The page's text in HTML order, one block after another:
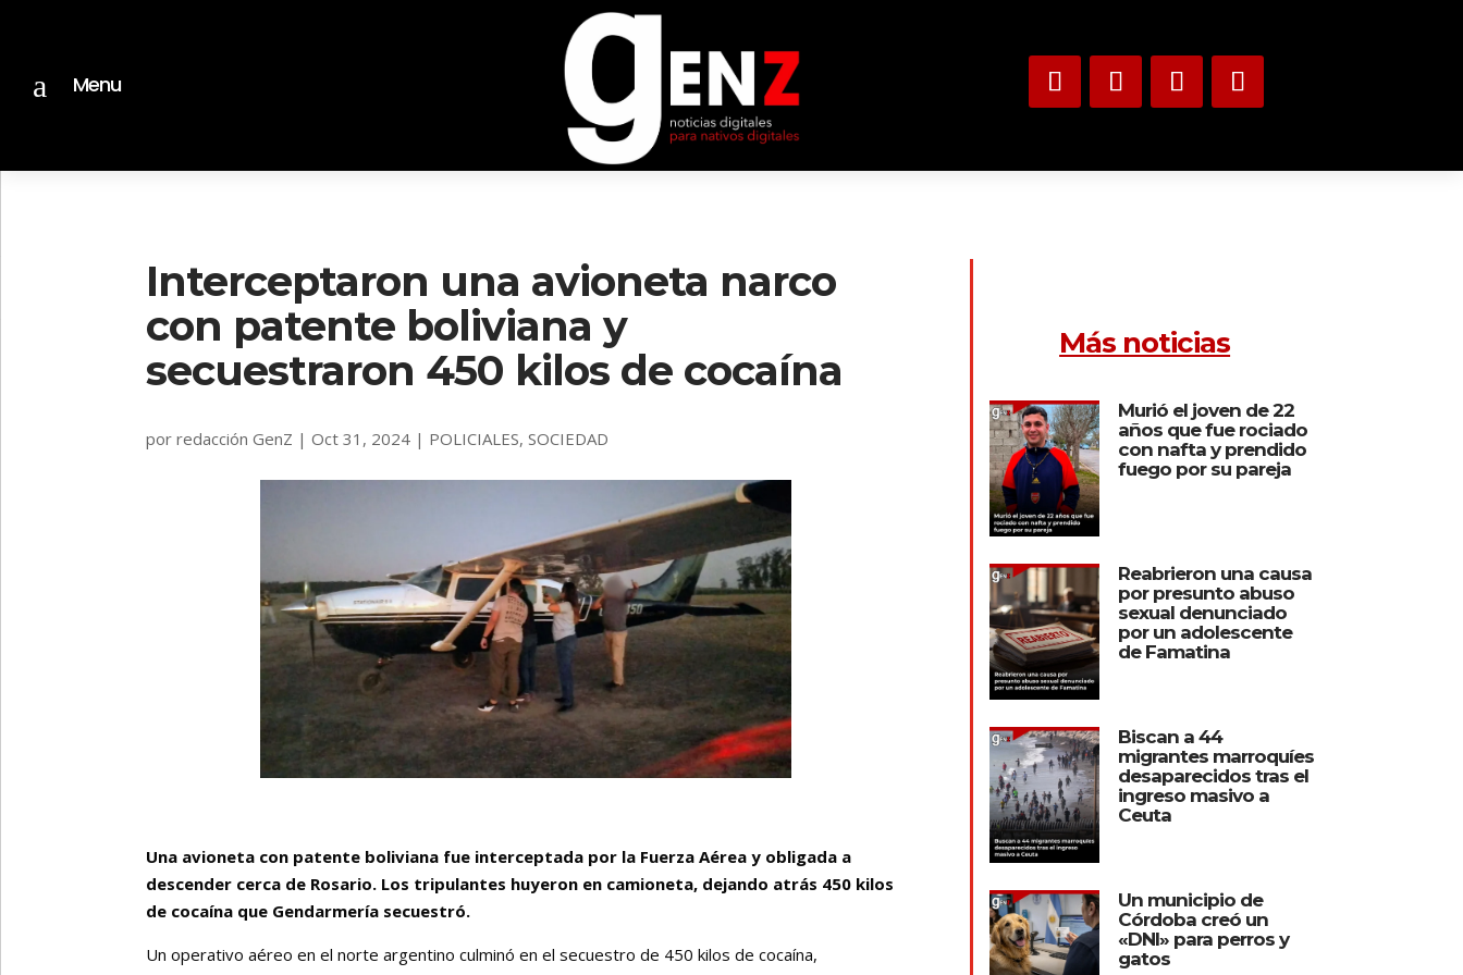
a Menu
Interceptaron una avioneta narco
con patente boliviana y
secuestraron 450 kilos de cocaína
porredacción GenZ |Oct 31, 2024 | POLICIALES,SOCIEDAD
Una avioneta con patente boliviana fue interceptada por la Fuerza Aérea y obligada a
descender cerca de Rosario. Los tripulantes huyeron en camioneta, dejando atrás 450 kilos
de cocaína que Gendarmería secuestró.
Un operativo aéreo en el norte argentino culminó en el secuestro de 450 kilos de cocaína,
Más noticias
Murió el joven de 22
años que fue rociado
con nafta y prendido
fuego por su pareja
Reabrieron una causa
por presunto abuso
sexual denunciado
por un adolescente
de Famatina
Biscan a 44
migrantes marroquíes
desaparecidos tras el
ingreso masivo a
Ceuta
Un municipio de
Córdoba creó un
«DNI» para perros y
gatos